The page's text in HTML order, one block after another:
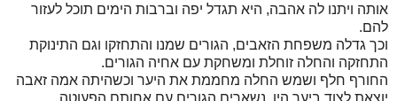
אותה ויתנו לה אהבה, היא תגדל יפה וברבות הימים תוכל לעזור
להם.
וכך גדלה משפחת הזאבים, הגורים שמנו והתחזקו וגם התינוקת
התחזקה והחלה זוחלת ומשחקת עם אחיה הגורים.
החורף חלף ושמש החלה מחממת את היער וכשהיתה אמה זאבה
יוצאת לצוד ביער היו נשארים הגורים עם אחותם הפעוטה